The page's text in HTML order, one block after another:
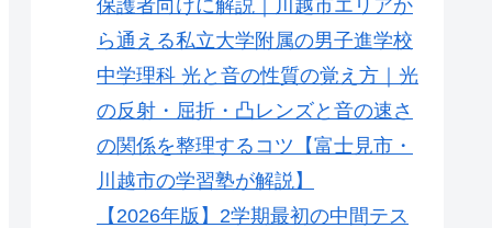
保護者向けに解説｜川越市エリアか
ら通える私立大学附属の男子進学校
中学理科 光と音の性質の覚え方｜光
の反射・屈折・凸レンズと音の速さ
の関係を整理するコツ【富士見市・
川越市の学習塾が解説】
【2026年版】2学期最初の中間テス